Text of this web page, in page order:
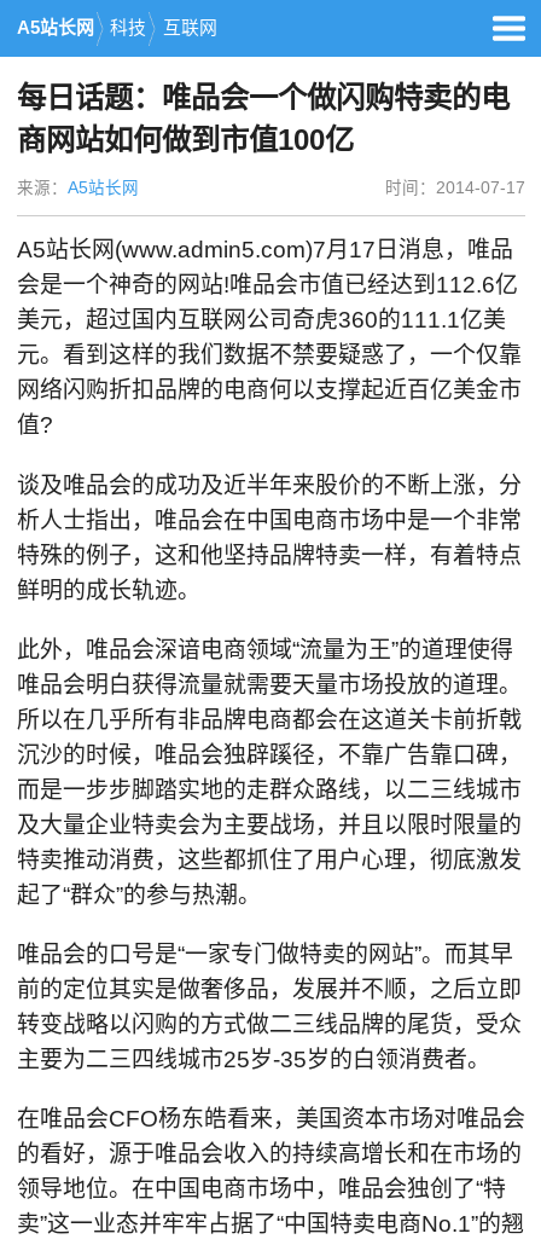
A5站长网 科技 互联网
每日话题：唯品会一个做闪购特卖的电
商网站如何做到市值100亿
来源： A5站长网 时间：2014-07-17
A5站长网(www.admin5.com)7月17日消息，唯品
会是一个神奇的网站!唯品会市值已经达到112.6亿
美元，超过国内互联网公司奇虎360的111.1亿美
元。看到这样的我们数据不禁要疑惑了，一个仅靠
网络闪购折扣品牌的电商何以支撑起近百亿美金市
值?
谈及唯品会的成功及近半年来股价的不断上涨，分
析人士指出，唯品会在中国电商市场中是一个非常
特殊的例子，这和他坚持品牌特卖一样，有着特点
鲜明的成长轨迹。
此外，唯品会深谙电商领域“流量为王”的道理使得
唯品会明白获得流量就需要天量市场投放的道理。
所以在几乎所有非品牌电商都会在这道关卡前折戟
沉沙的时候，唯品会独辟蹊径，不靠广告靠口碑，
而是一步步脚踏实地的走群众路线，以二三线城市
及大量企业特卖会为主要战场，并且以限时限量的
特卖推动消费，这些都抓住了用户心理，彻底激发
起了“群众”的参与热潮。
唯品会的口号是“一家专门做特卖的网站”。而其早
前的定位其实是做奢侈品，发展并不顺，之后立即
转变战略以闪购的方式做二三线品牌的尾货，受众
主要为二三四线城市25岁-35岁的白领消费者。
在唯品会CFO杨东皓看来，美国资本市场对唯品会
的看好，源于唯品会收入的持续高增长和在市场的
领导地位。在中国电商市场中，唯品会独创了“特
卖”这一业态并牢牢占据了“中国特卖电商No.1”的翘